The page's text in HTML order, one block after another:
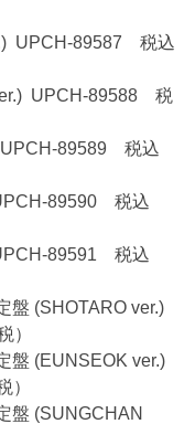
UPCH-89587 税込
UPCH-89588 税
UPCH-89589 税込
89590 税込
89591 税込
盤 (SHOTARO ver.)
）
盤 (EUNSEOK ver.)
）
盤 (SUNGCHAN